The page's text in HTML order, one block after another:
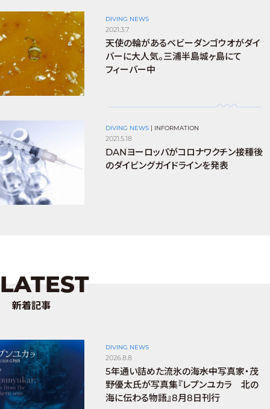
DIVING NEWS
2021.3.7
天使の輪があるベビーダンゴウオがダイ
バーに大人気。三浦半島城ヶ島にて
フィーバー中
DIVING NEWS | INFORMATION
2021.5.18
DANヨーロッパがコロナワクチン接種後
のダイビングガイドラインを発表
LATEST
新着記事
DIVING NEWS
2026.8.8
5年通い詰めた流氷の海――水中写真家・茂
野優太氏が写真集『レプンユカラ 北の
海に伝わる物語』8月8日刊行